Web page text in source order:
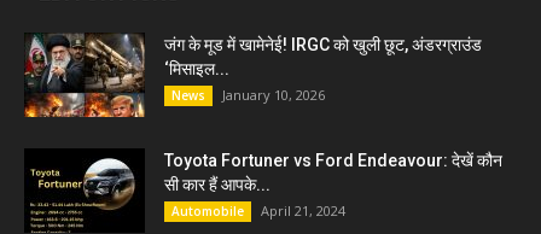
जंग के मूड में खामेनेई! IRGC को खुली छूट, अंडरग्राउंड
‘मिसाइल...
News January 10, 2026
Toyota Fortuner vs Ford Endeavour: देखें कौन
सी कार हैं आपके...
Automobile April 21, 2024